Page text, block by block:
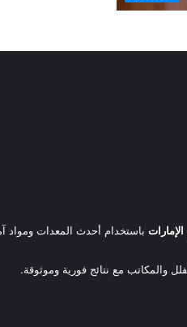
الإمارات باستخدام أحدث المعدات ومواد
والمكاتب مع نتائج فورية وموثوقة.